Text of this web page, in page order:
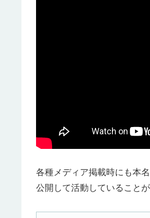
各種メディア掲載時にも本
公開して活動していることが